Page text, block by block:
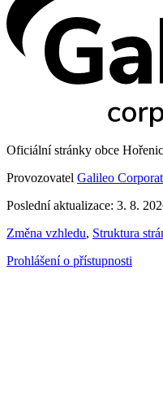
Oficiální stránky obce
Provozovatel Galileo
Poslední aktualizace: 3. 8.
Změna vzhledu, Struktura
Prohlášení o přístupnosti